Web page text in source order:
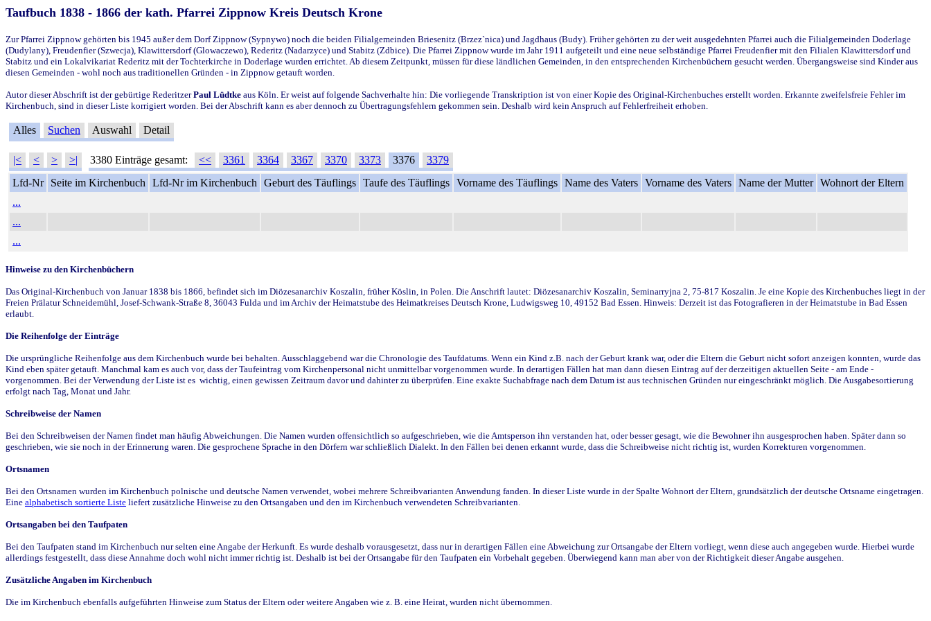
Taufbuch 1838 - 1866 der kath. Pfarrei Zippnow Kreis Deutsch Krone
Zur Pfarrei Zippnow gehörten bis 1945 außer dem Dorf Zippnow (Sypnywo) noch die beiden Filialgemeinden Briesenitz (Brzez`nica) und Jagdhaus (Budy). Früher gehörten zu der weit ausgedehnten Pfarrei auch die Filialgemeinden Doderlage
(Dudylany), Freudenfier (Szwecja), Klawittersdorf (Glowaczewo), Rederitz (Nadarzyce) und Stabitz (Zdbice). Die Pfarrei Zippnow wurde im Jahr 1911 aufgeteilt und eine neue selbständige Pfarrei Freudenfier mit den Filialen Klawittersdorf und
Stabitz und ein Lokalvikariat Rederitz mit der Tochterkirche in Doderlage wurden errichtet. Ab diesem Zeitpunkt, müssen für diese ländlichen Gemeinden, in den entsprechenden Kirchenbüchern gesucht werden. Übergangsweise sind Kinder aus
diesen Gemeinden - wohl noch aus traditionellen Gründen - in Zippnow getauft worden.
Autor dieser Abschrift ist der gebürtige RederitzerPaul Lüdtke aus Köln. Er weist auf folgende Sachverhalte hin: Die vorliegende Transkription ist von einer Kopie des Original-Kirchenbuches erstellt worden. Erkannte zweifelsfreie Fehler im
Kirchenbuch, sind in dieser Liste korrigiert worden. Bei der Abschrift kann es aber dennoch zu Übertragungsfehlern gekommen sein. Deshalb wird kein Anspruch auf Fehlerfreiheit erhoben.
Alles Suchen Auswahl Detail
|< < > >| 3380 Einträge gesamt: << 3361 3364 3367 3370 3373 3376
3379
Lfd-Nr
Seite im Kirchenbuch Lfd-Nr im Kirchenbuch Geburt des Täuflings Taufe des Täuflings Vorname des Täuflings Name des Vaters Vorname des Vaters Name der Mutter Wohnort der Eltern
...
...
...
Hinweise zu den Kirchenbüchern
Das Original-Kirchenbuch von Januar 1838 bis 1866, befindet sich im Diözesanarchiv Koszalin, früher Köslin, in Polen. Die Anschrift lautet: Diözesanarchiv Koszalin, Seminarryjna 2, 75-817 Koszalin. Je eine Kopie des Kirchenbuches liegt in der
Freien Prälatur Schneidemühl, Josef-Schwank-Straße 8, 36043 Fulda und im Archiv der Heimatstube des Heimatkreises Deutsch Krone, Ludwigsweg 10, 49152 Bad Essen. Hinweis: Derzeit ist das Fotografieren in der Heimatstube in Bad Essen
erlaubt.
Die Reihenfolge der Einträge
Die ursprüngliche Reihenfolge aus dem Kirchenbuch wurde bei behalten. Ausschlaggebend war die Chronologie des Taufdatums. Wenn ein Kind z.B. nach der Geburt krank war, oder die Eltern die Geburt nicht sofort anzeigen konnten, wurde das
Kind eben später getauft. Manchmal kam es auch vor, dass der Taufeintrag vom Kirchenpersonal nicht unmittelbar vorgenommen wurde. In derartigen Fällen hat man dann diesen Eintrag auf der derzeitigen aktuellen Seite - am Ende -
vorgenommen. Bei der Verwendung der Liste ist es wichtig, einen gewissen Zeitraum davor und dahinter zu überprüfen. Eine exakte Suchabfrage nach dem Datum ist aus technischen Gründen nur eingeschränkt möglich. Die Ausgabesortierung
erfolgt nach Tag, Monat und Jahr.
Schreibweise der Namen
Bei den Schreibweisen der Namen findet man häufig Abweichungen. Die Namen wurden offensichtlich so aufgeschrieben, wie die Amtsperson ihn verstanden hat, oder besser gesagt, wie die Bewohner ihn ausgesprochen haben. Später dann so
geschrieben, wie sie noch in der Erinnerung waren. Die gesprochene Sprache in den Dörfern war schließlich Dialekt. In den Fällen bei denen erkannt wurde, dass die Schreibweise nicht richtig ist, wurden Korrekturen vorgenommen.
Ortsnamen
Bei den Ortsnamen wurden im Kirchenbuch polnische und deutsche Namen verwendet, wobei mehrere Schreibvarianten Anwendung fanden. In dieser Liste wurde in der Spalte Wohnort der Eltern, grundsätzlich der deutsche Ortsname eingetragen.
Eine alphabetisch sortierte Liste liefert zusätzliche Hinweise zu den Ortsangaben und den im Kirchenbuch verwendeten Schreibvarianten.
Ortsangaben bei den Taufpaten
Bei den Taufpaten stand im Kirchenbuch nur selten eine Angabe der Herkunft. Es wurde deshalb vorausgesetzt, dass nur in derartigen Fällen eine Abweichung zur Ortsangabe der Eltern vorliegt, wenn diese auch angegeben wurde. Hierbei wurde
allerdings festgestellt, dass diese Annahme doch wohl nicht immer richtig ist. Deshalb ist bei der Ortsangabe für den Taufpaten ein Vorbehalt gegeben. Überwiegend kann man aber von der Richtigkeit dieser Angabe ausgehen.
Zusätzliche Angaben im Kirchenbuch
Die im Kirchenbuch ebenfalls aufgeführten Hinweise zum Status der Eltern oder weitere Angaben wie z. B. eine Heirat, wurden nicht übernommen.